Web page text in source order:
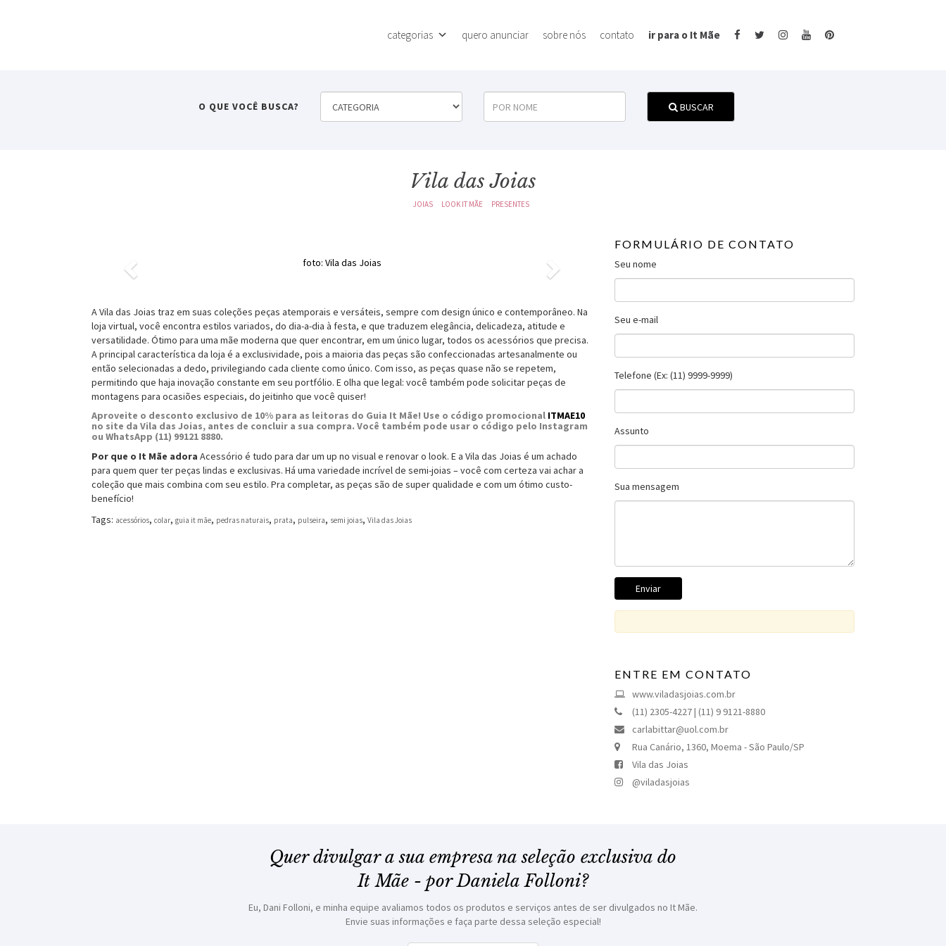
categorias quero anunciar sobre nós contato ir para o It Mãe
O QUE VOCÊ BUSCA? BUSCAR
Vila das Joias
JOIAS LOOK IT MÃE PRESENTES
foto: Vila das Joias
A Vila das Joias traz em suas coleções peças atemporais e versáteis, sempre com design único e contemporâneo. Na
loja virtual, você encontra estilos variados, do dia-a-dia à festa, e que traduzem elegância, delicadeza, atitude e
versatilidade. Ótimo para uma mãe moderna que quer encontrar, em um único lugar, todos os acessórios que precisa.
A principal característica da loja é a exclusividade, pois a maioria das peças são confeccionadas artesanalmente ou
então selecionadas a dedo, privilegiando cada cliente como único. Com isso, as peças quase não se repetem,
permitindo que haja inovação constante em seu portfólio. E olha que legal: você também pode solicitar peças de
montagens para ocasiões especiais, do jeitinho que você quiser!
Aproveite o desconto exclusivo de 10% para as leitoras do Guia It Mãe! Use o código promocional ITMAE10
no site da Vila das Joias, antes de concluir a sua compra. Você também pode usar o código pelo Instagram
ou WhatsApp (11) 99121 8880.
Por que o It Mãe adora Acessório é tudo para dar um up no visual e renovar o look. E a Vila das Joias é um achado
para quem quer ter peças lindas e exclusivas. Há uma variedade incrível de semi-joias – você com certeza vai achar a
coleção que mais combina com seu estilo. Pra completar, as peças são de super qualidade e com um ótimo custo-
benefício!
Tags: acessórios, colar, guia it mãe, pedras naturais, prata, pulseira, semi joias, Vila das Joias
FORMULÁRIO DE CONTATO
Seu nome
Seu e-mail
Telefone (Ex: (11) 9999-9999)
Assunto
Sua mensagem
ENTRE EM CONTATO
www.viladasjoias.com.br
(11) 2305-4227 | (11) 9 9121-8880
carlabittar@uol.com.br
Rua Canário, 1360, Moema - São Paulo/SP
Vila das Joias
@viladasjoias
Quer divulgar a sua empresa na seleção exclusiva do
It Mãe - por Daniela Folloni?
Eu, Dani Folloni, e minha equipe avaliamos todos os produtos e serviços antes de ser divulgados no It Mãe.
Envie suas informações e faça parte dessa seleção especial!